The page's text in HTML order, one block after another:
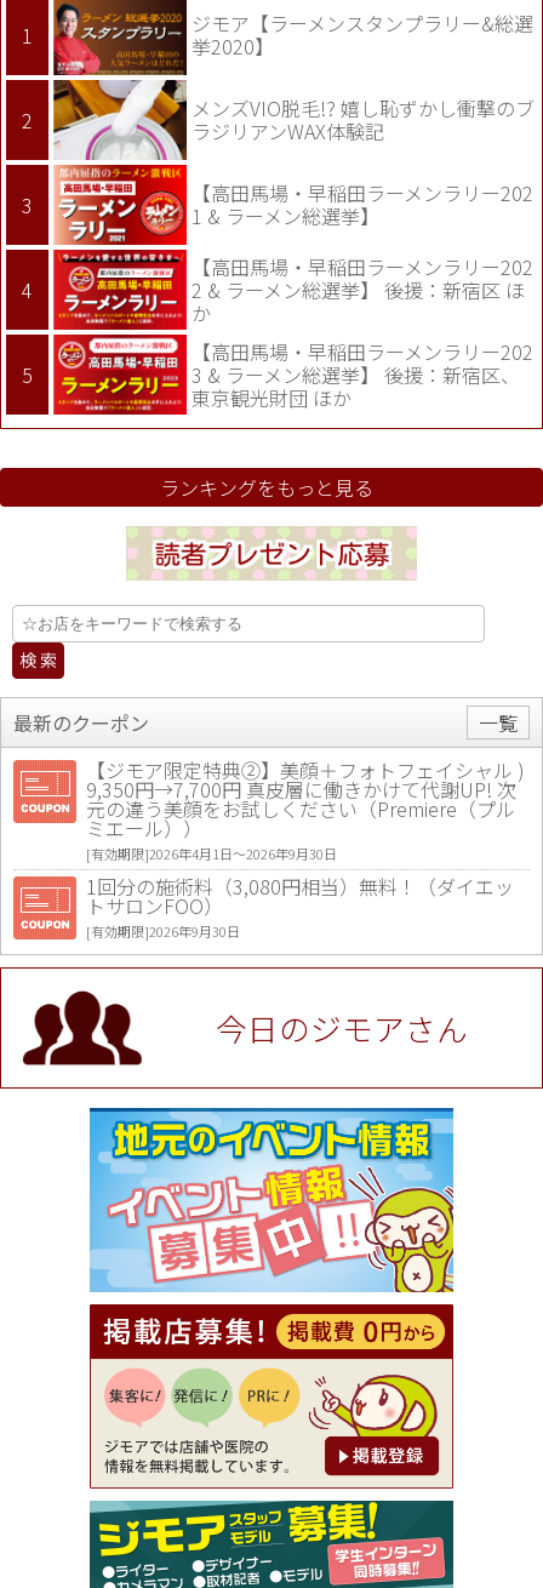
ジモア【ラーメンスタンプラリー&総選
挙2020】
メンズVIO脱毛!? 嬉し恥ずかし衝撃のブ
ラジリアンWAX体験記
【高田馬場・早稲田ラーメンラリー202
1 & ラーメン総選挙】
【高田馬場・早稲田ラーメンラリー202
2 & ラーメン総選挙】 後援：新宿区 ほ
か
【高田馬場・早稲田ラーメンラリー202
3 & ラーメン総選挙】 後援：新宿区、
東京観光財団 ほか
ランキングをもっと見る
最新のクーポン
一覧
【ジモア限定特典②】美顔＋フォトフェイシャル )
9,350円→7,700円 真皮層に働きかけて代謝UP! 次
元の違う美顔をお試しください（Premiere（プル
ミエール））
[有効期限]2026年4月1日〜2026年9月30日
1回分の施術料（3,080円相当）無料！（ダイエッ
トサロンFOO）
[有効期限]2026年9月30日
値段提示後「ジモア見た」で更に買い取り金額 U
P！※チケットと新品商品は除く（大黒屋 高田馬場
駅前店）
[有効期限]2026年9月30日
★ジモア限定特典★ お会計より全品5％OFF（ナチ
ュラル＆ハンドメイドショップ［マキマキ］）
[有効期限]2026年9月30日まで
【ジモア限定①】初回割引 特価 VIO脱毛11,000円
⇒8,800円（メンズ専門ワックス脱毛サロン Mickle
（ミックル））
[有効期限]2026年9月30日
【ジモア読者特典2】コース 3,500円→3,000円（料
理5品+2時間飲み放題）（創作イタリアン Pia Cu
ore（ピアクオーレ））
[有効期限]2026年9月30日
【ジモア読者特典1】料理全品20％OFF ※18時以
降（創作イタリアン Pia Cuore（ピアクオーレ））
[有効期限]2026年9月30日
【ジモア限定②】初回割引 特価 鼻毛脱毛 半額 2,2
00円⇒1,100円（メンズ専門ワックス脱毛サロン Mi
ckle（ミックル））
[有効期限]2026年9月30日
【ジモア限定特典①】まつ毛カール 3,850円→ 2,7
50円（Premiere（プルミエール））
[有効期限]2026年9月30日
今日のジモアさん